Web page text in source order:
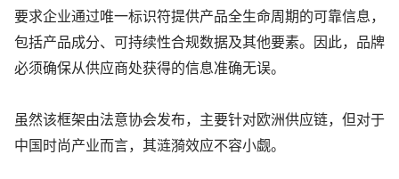
要求企业通过唯一标识符提供产品全生命周期的可靠信息，
包括产品成分、可持续性合规数据及其他要素。因此，品牌
必须确保从供应商处获得的信息准确无误。
虽然该框架由法意协会发布，主要针对欧洲供应链，但对于
中国时尚产业而言，其涟漪效应不容小觑。